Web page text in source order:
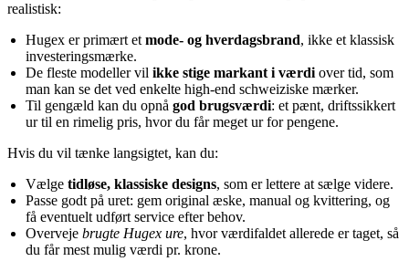
realistisk:
Hugex er primært etmode- og hverdagsbrand, ikke et klassisk
investeringsmærke.
De fleste modeller vil ikke stige markant i værdiover tid, som
man kan se det ved enkelte high-end schweiziske mærker.
Til gengæld kan du opnå god brugsværdi: et pænt, driftssikkert
ur til en rimelig pris, hvor du får meget ur for pengene.
Hvis du vil tænke langsigtet, kan du:
Vælge tidløse, klassiske designs, som er lettere at sælge videre.
Passe godt på uret: gem original æske, manual og kvittering, og
få eventuelt udført service efter behov.
Overveje brugte Hugex ure, hvor værdifaldet allerede er taget, så
du får mest mulig værdi pr. krone.